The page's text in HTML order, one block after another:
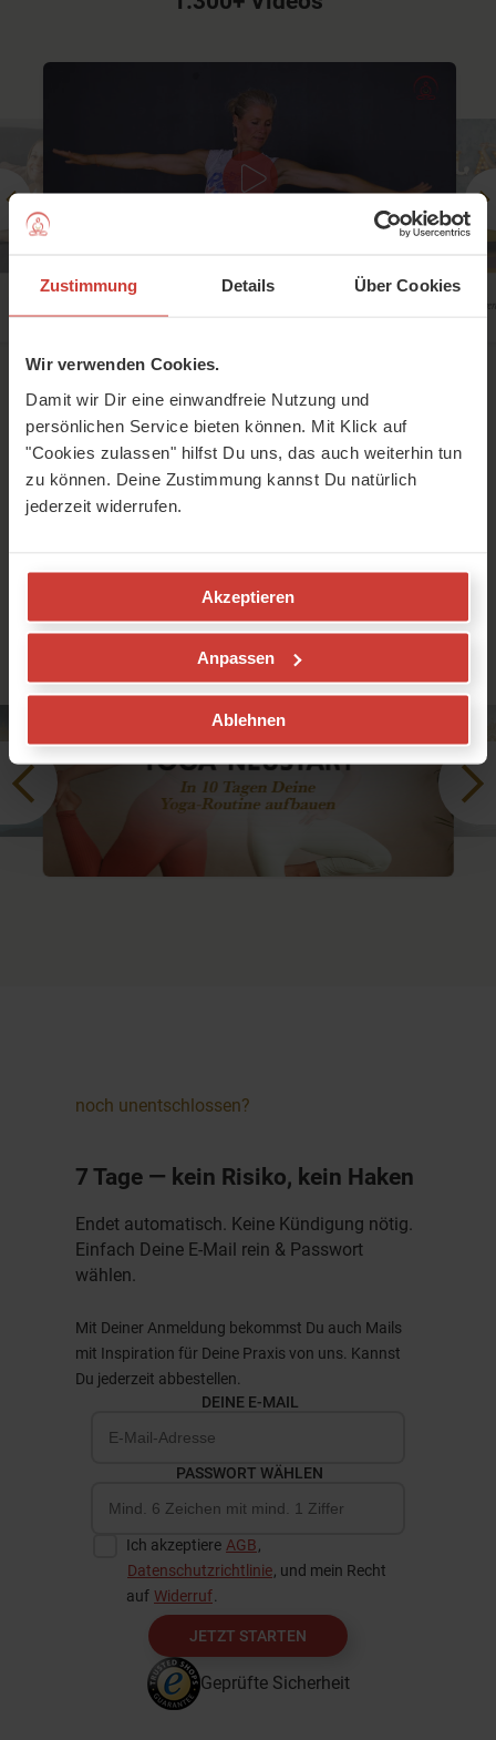
Zustimmung Details Über Cookies
Wir verwenden Cookies.
Damit wir Dir eine einwandfreie Nutzung und
persönlichen Service bieten können. Mit Klick auf
"Cookies zulassen" hilfst Du uns, das auch weiterhin tun
zu können. Deine Zustimmung kannst Du natürlich
jederzeit widerrufen.
Akzeptieren
Anpassen
Ablehnen
VINYASA
Bitta Boerger
YOGA QUICKIE
Strukturiert weiterkommen
Yoga-Programme zu jedem Thema
noch unentschlossen?
7 Tage — kein Risiko, kein Haken
Endet automatisch. Keine Kündigung nötig.
Einfach Deine E-Mail rein & Passwort
wählen.
Mit Deiner Anmeldung bekommst Du auch Mails
mit Inspiration für Deine Praxis von uns. Kannst
Du jederzeit abbestellen.
DEINE E-MAIL
PASSWORT WÄHLEN
Ich akzeptiere AGB,
Datenschutzrichtlinie, und mein Recht
auf Widerruf.
JETZT STARTEN
Geprüfte Sicherheit